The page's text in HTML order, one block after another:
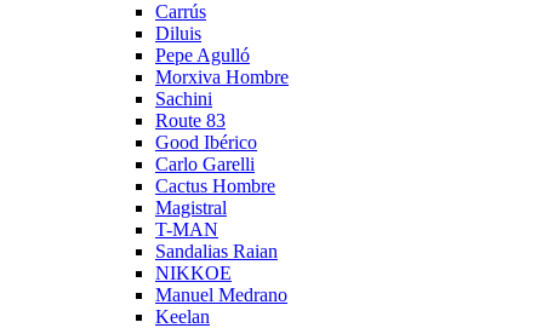
Carrús
Diluis
Pepe Agulló
Morxiva Hombre
Sachini
Route 83
Good Ibérico
Carlo Garelli
Cactus Hombre
Magistral
T-MAN
Sandalias Raian
NIKKOE
Manuel Medrano
Keelan